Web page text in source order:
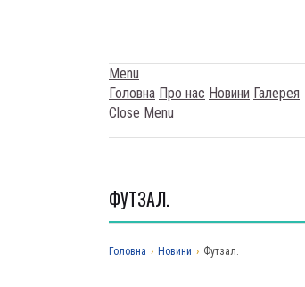
Menu
Головна Про нас Новини Галерея
Close Menu
ФУТЗАЛ.
Головна › Новини › Футзал.